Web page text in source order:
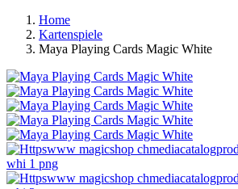
Home
Kartenspiele
Maya Playing Cards Magic White